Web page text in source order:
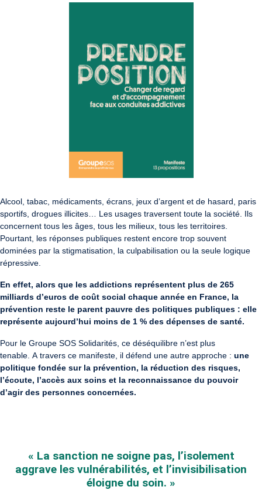
Alcool, tabac, médicaments, écrans, jeux d’argent et de hasard, paris
sportifs, drogues illicites… Les usages traversent toute la société. Ils
concernent tous les âges, tous les milieux, tous les territoires.
Pourtant, les réponses publiques restent encore trop souvent
dominées par la stigmatisation, la culpabilisation ou la seule logique
répressive.
En effet, alors que les addictions représentent plus de 265
milliards d’euros de coût social chaque année en France, la
prévention reste le parent pauvre des politiques publiques : elle
représente aujourd’hui moins de 1 % des dépenses de santé.
Pour le Groupe SOS Solidarités, ce déséquilibre n’est plus
tenable. A travers ce manifeste, il défend une autre approche : une
politique fondée sur la prévention, la réduction des risques,
l’écoute, l’accès aux soins et la reconnaissance du pouvoir
d’agir des personnes concernées.
« La sanction ne soigne pas, l’isolement
aggrave les vulnérabilités, et l’invisibilisation
éloigne du soin. »